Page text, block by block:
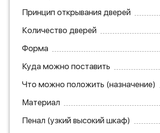
Принцип открывания дверей
Количество дверей
Форма
Куда можно поставить
Что можно положить (назначение)
Материал
Пенал (узкий высокий шкаф)